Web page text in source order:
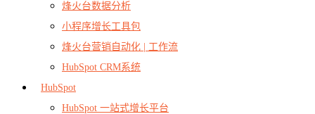
烽火台数据分析
小程序增长工具包
烽火台营销自动化 | 工作流
HubSpot CRM系统
HubSpot
HubSpot 一站式增长平台